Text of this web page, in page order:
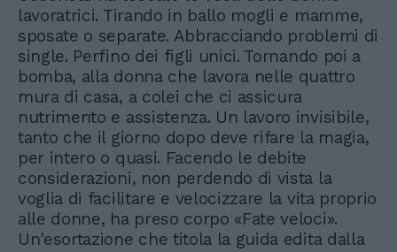
lavoratrici. Tirando in ballo mogli e mamme,
sposate o separate. Abbracciando problemi di
single. Perfino dei figli unici. Tornando poi a
bomba, alla donna che lavora nelle quattro
mura di casa, a colei che ci assicura
nutrimento e assistenza. Un lavoro invisibile,
tanto che il giorno dopo deve rifare la magia,
per intero o quasi. Facendo le debite
considerazioni, non perdendo di vista la
voglia di facilitare e velocizzare la vita proprio
alle donne, ha preso corpo «Fate veloci».
Un'esortazione che titola la guida edita dalla